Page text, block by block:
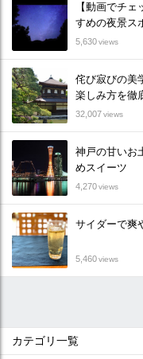
【動画でチ
すめの夜景ス
5,630views
侘び寂びの美
楽しみ方を徹
32,007views
神戸の甘いお
めスイーツ
4,270views
サイダーで爽
5,460views
カテゴリ一覧